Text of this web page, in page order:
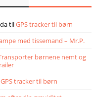
tilGPS tracker til børn
med tissemand – Mr.P.
børnene nemt og
GPS tracker til børn